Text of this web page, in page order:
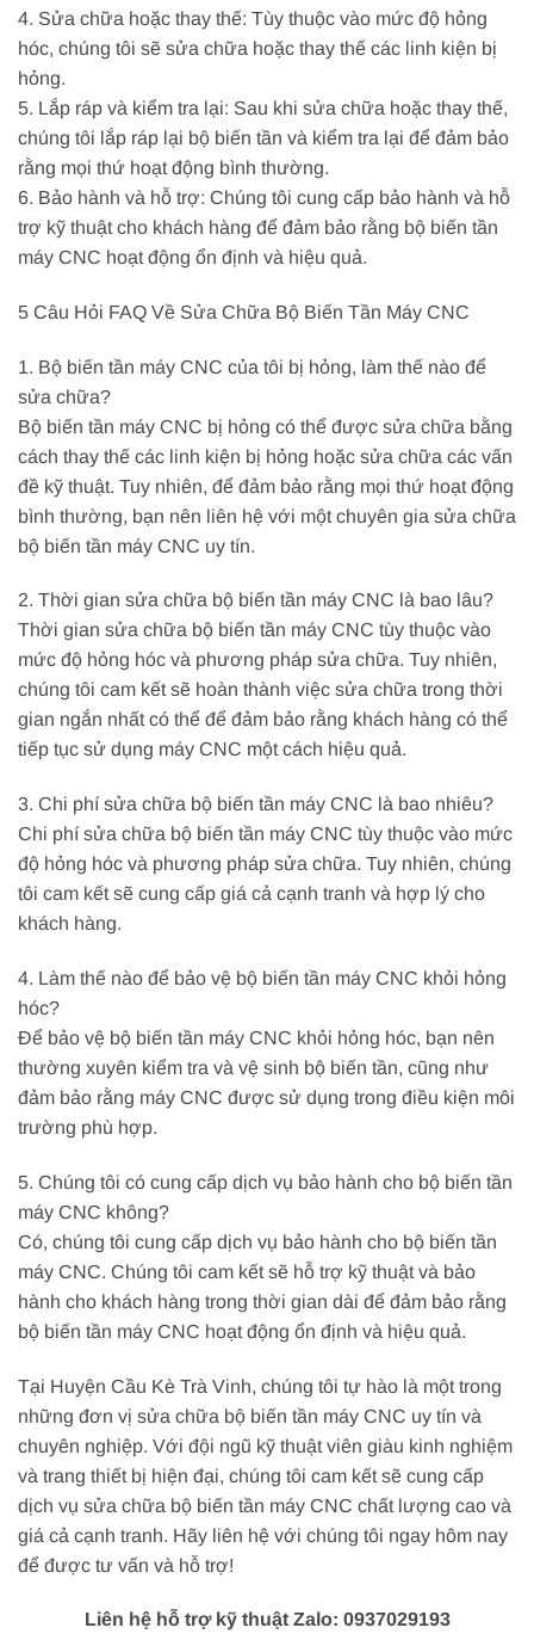
4. Sửa chữa hoặc thay thế: Tùy thuộc vào mức độ hỏng
hóc, chúng tôi sẽ sửa chữa hoặc thay thế các linh kiện bị
hỏng.
5. Lắp ráp và kiểm tra lại: Sau khi sửa chữa hoặc thay thế,
chúng tôi lắp ráp lại bộ biến tần và kiểm tra lại để đảm bảo
rằng mọi thứ hoạt động bình thường.
6. Bảo hành và hỗ trợ: Chúng tôi cung cấp bảo hành và hỗ
trợ kỹ thuật cho khách hàng để đảm bảo rằng bộ biến tần
máy CNC hoạt động ổn định và hiệu quả.
5 Câu Hỏi FAQ Về Sửa Chữa Bộ Biến Tần Máy CNC
1. Bộ biến tần máy CNC của tôi bị hỏng, làm thế nào để
sửa chữa?
Bộ biến tần máy CNC bị hỏng có thể được sửa chữa bằng
cách thay thế các linh kiện bị hỏng hoặc sửa chữa các vấn
đề kỹ thuật. Tuy nhiên, để đảm bảo rằng mọi thứ hoạt động
bình thường, bạn nên liên hệ với một chuyên gia sửa chữa
bộ biến tần máy CNC uy tín.
2. Thời gian sửa chữa bộ biến tần máy CNC là bao lâu?
Thời gian sửa chữa bộ biến tần máy CNC tùy thuộc vào
mức độ hỏng hóc và phương pháp sửa chữa. Tuy nhiên,
chúng tôi cam kết sẽ hoàn thành việc sửa chữa trong thời
gian ngắn nhất có thể để đảm bảo rằng khách hàng có thể
tiếp tục sử dụng máy CNC một cách hiệu quả.
3. Chi phí sửa chữa bộ biến tần máy CNC là bao nhiêu?
Chi phí sửa chữa bộ biến tần máy CNC tùy thuộc vào mức
độ hỏng hóc và phương pháp sửa chữa. Tuy nhiên, chúng
tôi cam kết sẽ cung cấp giá cả cạnh tranh và hợp lý cho
khách hàng.
4. Làm thế nào để bảo vệ bộ biến tần máy CNC khỏi hỏng
hóc?
Để bảo vệ bộ biến tần máy CNC khỏi hỏng hóc, bạn nên
thường xuyên kiểm tra và vệ sinh bộ biến tần, cũng như
đảm bảo rằng máy CNC được sử dụng trong điều kiện môi
trường phù hợp.
5. Chúng tôi có cung cấp dịch vụ bảo hành cho bộ biến tần
máy CNC không?
Có, chúng tôi cung cấp dịch vụ bảo hành cho bộ biến tần
máy CNC. Chúng tôi cam kết sẽ hỗ trợ kỹ thuật và bảo
hành cho khách hàng trong thời gian dài để đảm bảo rằng
bộ biến tần máy CNC hoạt động ổn định và hiệu quả.
Tại Huyện Cầu Kè Trà Vinh, chúng tôi tự hào là một trong
những đơn vị sửa chữa bộ biến tần máy CNC uy tín và
chuyên nghiệp. Với đội ngũ kỹ thuật viên giàu kinh nghiệm
và trang thiết bị hiện đại, chúng tôi cam kết sẽ cung cấp
dịch vụ sửa chữa bộ biến tần máy CNC chất lượng cao và
giá cả cạnh tranh. Hãy liên hệ với chúng tôi ngay hôm nay
để được tư vấn và hỗ trợ!
Liên hệ hỗ trợ kỹ thuật Zalo: 0937029193